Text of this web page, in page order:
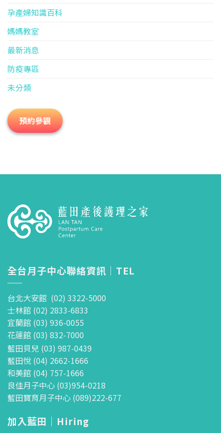
孕產婦知識百科
媽媽教室
最新消息
防疫專區
未分類
預約參觀
全台月子中心聯絡資訊｜TEL
台北大安館 (02) 3322-5000
士林館 (02) 2833-6833
宜蘭館 (03) 936-0055
花蓮館 (03) 832-7000
藍田貝兒 (03) 987-0439
藍田悅 (04) 2662-1666
和美館 (04) 757-1666
良佳月子中心 (03)954-0218
藍田寶育月子中心 (089)222-677
加入藍田｜Hiring